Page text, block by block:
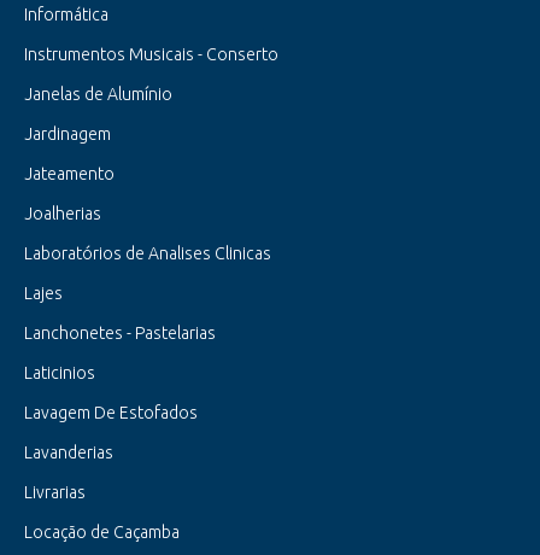
Informática
Instrumentos Musicais - Conserto
Janelas de Alumínio
Jardinagem
Jateamento
Joalherias
Laboratórios de Analises Clinicas
Lajes
Lanchonetes - Pastelarias
Laticinios
Lavagem De Estofados
Lavanderias
Livrarias
Locação de Caçamba